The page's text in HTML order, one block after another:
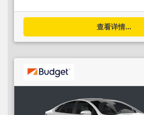
查看详情...